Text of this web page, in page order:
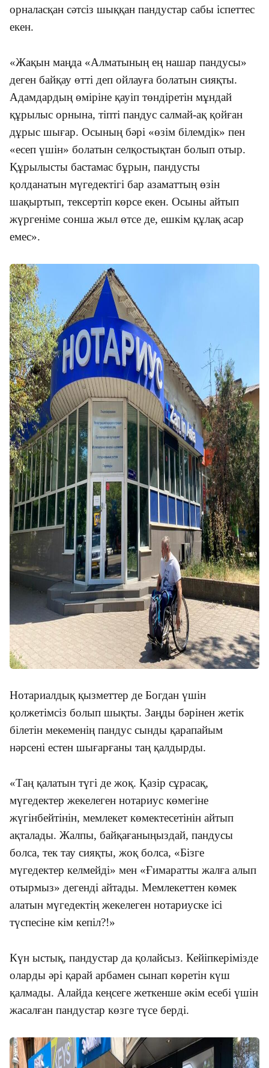
орналасқан сәтсіз шыққан пандустар сабы іспеттес
екен.
«Жақын маңда «Алматының ең нашар пандусы»
деген байқау өтті деп ойлауға болатын сияқты.
Адамдардың өміріне қауіп төндіретін мұндай
құрылыс орнына, тіпті пандус салмай-ақ қойған
дұрыс шығар. Осының бәрі «өзім білемдік» пен
«есеп үшін» болатын селқостықтан болып отыр.
Құрылысты бастамас бұрын, пандусты
қолданатын мүгедектігі бар азаматтың өзін
шақыртып, тексертіп көрсе екен. Осыны айтып
жүргеніме сонша жыл өтсе де, ешкім құлақ асар
емес».
Нотариалдық қызметтер де Богдан үшін
қолжетімсіз болып шықты. Заңды бәрінен жетік
білетін мекеменің пандус сынды қарапайым
нәрсені естен шығарғаны таң қалдырды.
«Таң қалатын түгі де жоқ. Қазір сұрасақ,
мүгедектер жекелеген нотариус көмегіне
жүгінбейтінін, мемлекет көмектесетінін айтып
ақталады. Жалпы, байқағаныңыздай, пандусы
болса, тек тау сияқты, жоқ болса, «Бізге
мүгедектер келмейді» мен «Ғимаратты жалға алып
отырмыз» дегенді айтады. Мемлекеттен көмек
алатын мүгедектің жекелеген нотариуске ісі
түспесіне кім кепіл?!»
Күн ыстық, пандустар да қолайсыз. Кейіпкерімізде
оларды әрі қарай арбамен сынап көретін күш
қалмады. Алайда кеңсеге жеткенше әкім есебі үшін
жасалған пандустар көзге түсе берді.